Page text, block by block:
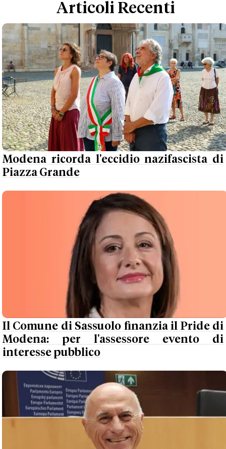
Articoli Recenti
Modena ricorda l'eccidio nazifascista di
Piazza Grande
Il Comune di Sassuolo finanzia il Pride di
Modena: per l'assessore evento di
interesse pubblico